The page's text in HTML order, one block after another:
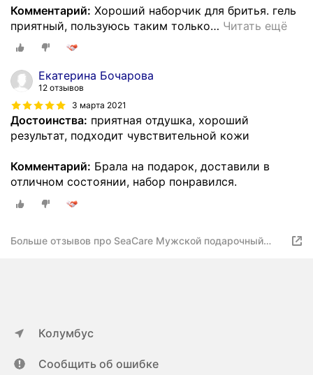
Комментарий: Хороший наборчик для бритья. гель
приятный, пользуюсь таким только… Читать ещё
Екатерина Бочарова
12 отзывов
3 марта 2021
Достоинства: приятная отдушка, хороший
результат, подходит чувствительной кожи
Комментарий: Брала на подарок, доставили в
отличном состоянии, набор понравился.
Больше отзывов про SeaCare Мужской подарочный
Колумбус
Сообщить об ошибке